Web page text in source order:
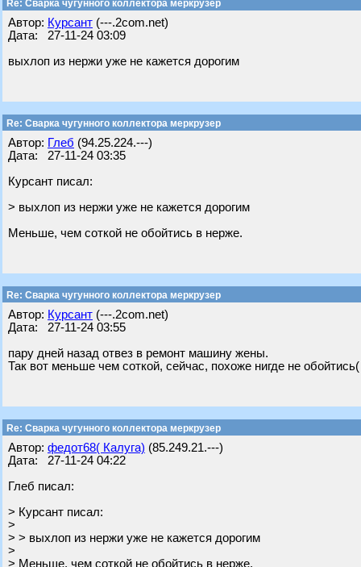
Re: Сварка чугунного коллектора меркрузер
Автор: Курсант (---.2com.net)
Дата: 27-11-24 03:09
выхлоп из нержи уже не кажется дорогим
Re: Сварка чугунного коллектора меркрузер
Автор: Глеб (94.25.224.---)
Дата: 27-11-24 03:35
Курсант писал:
> выхлоп из нержи уже не кажется дорогим
Меньше, чем соткой не обойтись в нерже.
Re: Сварка чугунного коллектора меркрузер
Автор: Курсант (---.2com.net)
Дата: 27-11-24 03:55
пару дней назад отвез в ремонт машину жены.
Так вот меньше чем соткой, сейчас, похоже нигде не обойтись(
Re: Сварка чугунного коллектора меркрузер
Автор: федот68( Калуга) (85.249.21.---)
Дата: 27-11-24 04:22
Глеб писал:
> Курсант писал:
>
> > выхлоп из нержи уже не кажется дорогим
>
> Меньше, чем соткой не обойтись в нерже.